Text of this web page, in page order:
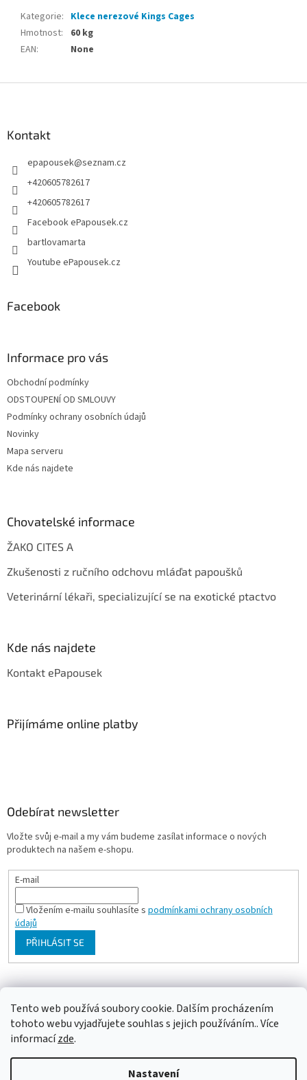
Tento web používá soubory cookie. Dalším procházením
tohoto webu vyjadřujete souhlas s jejich používáním.. Více
informacízde.
Nastavení
Kategorie: Klece nerezové Kings Cages
Hmotnost:
60 kg
EAN: None
Kontakt
epapousek@seznam.cz
+420605782617
+420605782617
Facebook ePapousek.cz
bartlovamarta
Youtube ePapousek.cz
Facebook
Informace pro vás
Obchodní podmínky
ODSTOUPENÍ OD SMLOUVY
Podmínky ochrany osobních údajů
Novinky
Mapa serveru
Kde nás najdete
Chovatelské informace
ŽAKO CITES A
Zkušenosti z ručního odchovu mláďat papoušků
Veterinární lékaři, specializující se na exotické ptactvo
Kde nás najdete
Kontakt ePapousek
Přijímáme online platby
Odebírat newsletter
Vložte svůj e-mail a my vám budeme zasílat informace o nových
produktech na našem e-shopu.
E-mail
Vložením e-mailu souhlasíte s podmínkami ochrany osobních
údajů
PŘIHLÁSIT SE